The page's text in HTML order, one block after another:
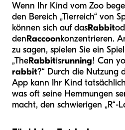
Wenn Ihr Kind vom Zoo
den Bereich „Tierreich“ von
können sich auf dasRabbit
denRaccoonkonzentrieren.
zu sagen, spielen Sie ein
„TheRabbitisrunning! Can
rabbit?“ Durch die Nutzung
App kann Ihr Kind tatsächlich
was oft seine Hemmungen
macht, den schwierigen „R“-